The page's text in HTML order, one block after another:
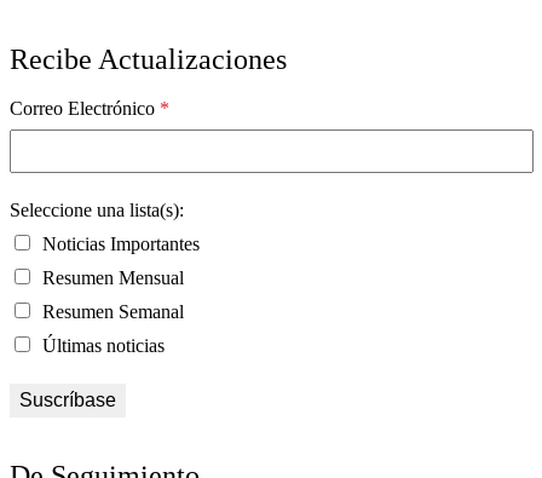
Recibe Actualizaciones
Correo Electrónico *
Seleccione una lista(s):
Noticias Importantes
Resumen Mensual
Resumen Semanal
Últimas noticias